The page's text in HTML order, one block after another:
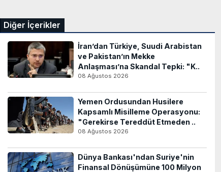
Diğer İçerikler
İran’dan Türkiye, Suudi Arabistan
ve Pakistan’ın Mekke
Anlaşması’na Skandal Tepki: "K..
08 Ağustos 2026
Yemen Ordusundan Husilere
Kapsamlı Misilleme Operasyonu:
"Gerekirse Tereddüt Etmeden ..
08 Ağustos 2026
Dünya Bankası'ndan Suriye'nin
Finansal Dönüşümüne 100 Milyon